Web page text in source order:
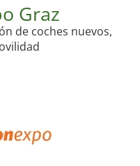
Graz
de coches nuevos,